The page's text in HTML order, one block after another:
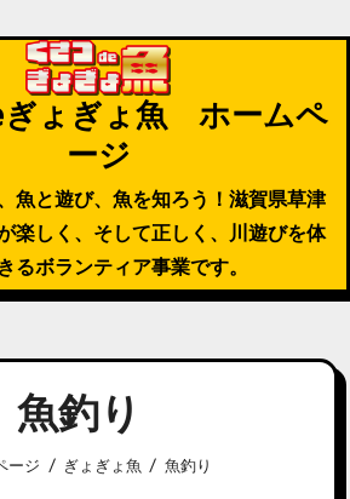
ぎょぎょ魚 ホームペ
ージ
魚と遊び、魚を知ろう！滋賀県草津
楽しく、そして正しく、川遊びを体
るボランティア事業です。
魚釣り
ージ ぎょぎょ魚 魚釣り